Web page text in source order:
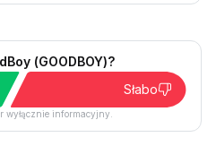
(GOODBOY)?
Słabo
wyłącznie informacyjny.